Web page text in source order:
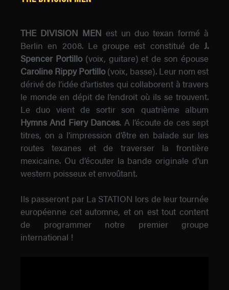
THE DIVISION MEN est un duo texan formé à
Berlin en 2008. Le groupe est constitué de J.
Spencer Portillo(voix, guitare) et de son épouse
Caroline Rippy Portillo(voix, basse). Leur nom est
dérivé de l’idée d’artistes qui collaborent à travers
le monde en dépit de l’endroit où ils se trouvent.
Le duo vient de sortir son quatrième album
Hymns And Fiery Dances. A l’écoute de ces sept
titres, on a l’impression d’être en balade sur les
routes texanes et de traverser la frontière
mexicaine. Ou d’écouter la bande originale d’un
western poisseux et envoûtant.
Ils passeront par La STATION lors de leur tournée
européenne cet automne, et on est tout content
de programmer notre premier groupe
international !